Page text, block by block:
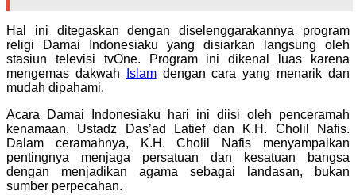
Hal ini ditegaskan dengan diselenggarakannya program
religi Damai Indonesiaku yang disiarkan langsung oleh
stasiun televisi tvOne. Program ini dikenal luas karena
mengemas dakwah
Islamdengan cara yang menarik dan
mudah dipahami.
Acara Damai Indonesiaku hari ini diisi oleh penceramah
kenamaan, Ustadz Das’ad Latief dan K.H. Cholil Nafis.
Dalam ceramahnya, K.H. Cholil Nafis menyampaikan
pentingnya menjaga persatuan dan kesatuan bangsa
dengan menjadikan agama sebagai landasan, bukan
sumber perpecahan.